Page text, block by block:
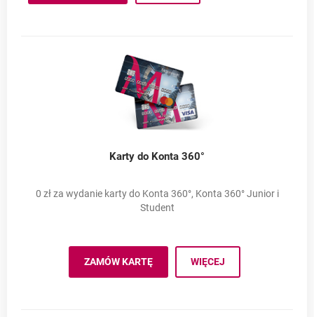
Karty do Konta 360°
0 zł za wydanie karty do Konta 360°, Konta 360° Junior i
Student
ZAMÓW KARTĘMILLENNIUM VISA KONTO 360°
OTWIERA SIĘ W NOWEJ KARCIE
WIĘCEJ